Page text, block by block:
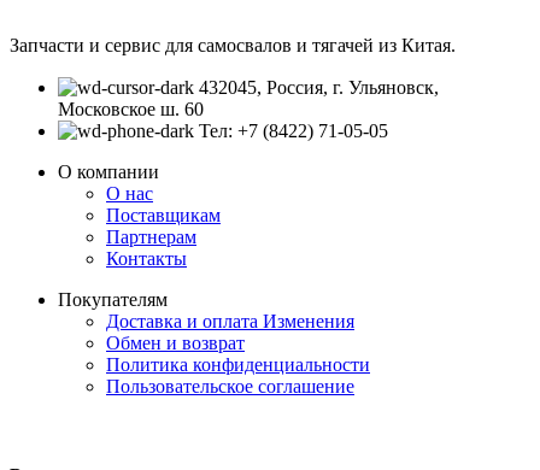
Запчасти и сервис для самосвалов и тягачей из Китая.
432045, Россия, г. Ульяновск,
Московское ш. 60
Тел: +7 (8422) 71-05-05
О компании
О нас
Поставщикам
Партнерам
Контакты
Покупателям
Доставка и оплата Изменения
Обмен и возврат
Политика конфиденциальности
Пользовательское соглашение